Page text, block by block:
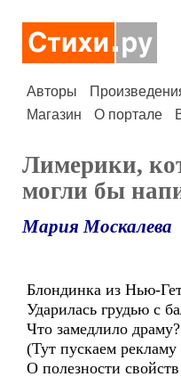
Авторы
Магазин
О портале
Лимерики,
могли бы
Мария Москалева
Блондинка из Нью-
Ударилась грудью с
Что замедлило драму?
(Тут пускаем рекламу
О полезности